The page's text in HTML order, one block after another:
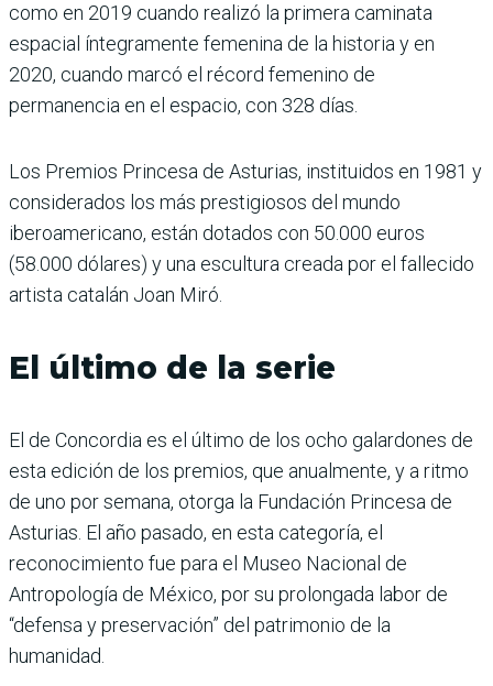
como en 2019 cuando realizó la primera caminata
espacial íntegramente femenina de la historia y en
2020, cuando marcó el récord femenino de
permanencia en el espacio, con 328 días.
Los Premios Princesa de Asturias, instituidos en 1981 y
considerados los más prestigiosos del mundo
iberoamericano, están dotados con 50.000 euros
(58.000 dólares) y una escultura creada por el fallecido
artista catalán Joan Miró.
El último de la serie
El de Concordia es el último de los ocho galardones de
esta edición de los premios, que anualmente, y a ritmo
de uno por semana, otorga la Fundación Princesa de
Asturias. El año pasado, en esta categoría, el
reconocimiento fue para el Museo Nacional de
Antropología de México, por su prolongada labor de
“defensa y preservación” del patrimonio de la
humanidad.